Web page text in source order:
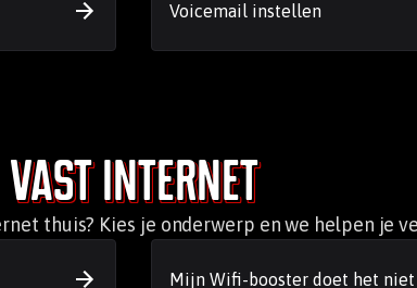
Voicemail instellen
Vast internet
thuis? Kies je onderwerp en we helpen je
Mijn Wifi-booster doet het niet